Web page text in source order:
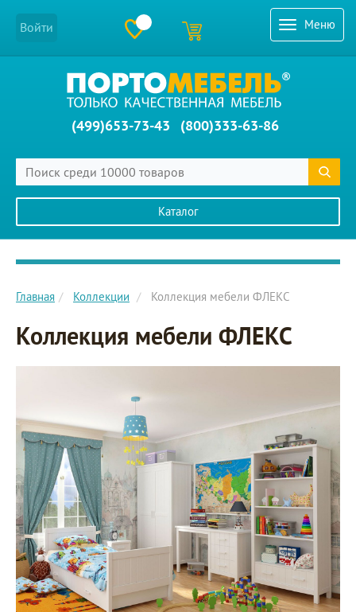
Меню
Войти
(499)653-73-43 (800)333-63-86
Каталог
Главное меню сайта
Главная Коллекции Коллекция мебели ФЛЕКС
Коллекция мебели ФЛЕКС